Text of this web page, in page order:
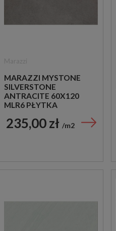
MARAZZI MYSTONE
SILVERSTONE
ANTRACITE 60X120
MLR6 PŁYTKA
235,00 zł m2